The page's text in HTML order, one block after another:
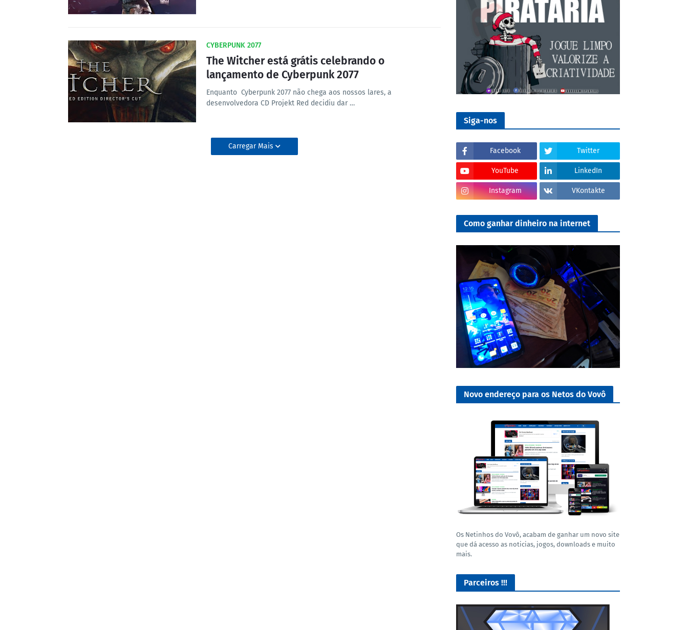
CYBERPUNK 2077
The Witcher está grátis celebrando o
lançamento de Cyberpunk 2077
Enquanto Cyberpunk 2077 não chega aos nossos lares, a
desenvolvedora CD Projekt Red decidiu dar …
Carregar Mais
Siga-nos
Facebook Twitter
YouTube LinkedIn
Instagram VKontakte
Como ganhar dinheiro na internet
Novo endereço para os Netos do Vovô
Os Netinhos do Vovô, acabam de ganhar um novo site
que dá acesso as noticias, jogos, downloads e muito
mais.
Parceiros !!!